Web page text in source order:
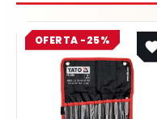
OFERTA -25%
Original
price
was:
$ 41.100.
Current
price
is:
$ 30.825.